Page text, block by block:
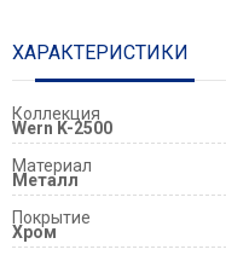
ХАРАКТЕРИСТИКИ
Коллекция
Wern K-2500
Материал
Металл
Покрытие
Хром